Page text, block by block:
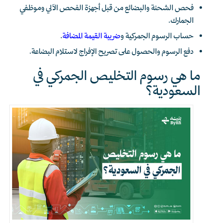
فحص الشحنة والبضائع من قبل أجهزة الفحص الآلي وموظفي
الجمارك.
حساب الرسوم الجمركية وضريبة القيمة المضافة.
دفع الرسوم والحصول على تصريح الإفراج لاستلام البضاعة.
ما هي رسوم التخليص الجمركي في
السعودية؟